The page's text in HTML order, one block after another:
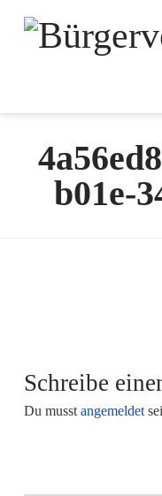
b01e-
Schreibe
Du musst angemeldet